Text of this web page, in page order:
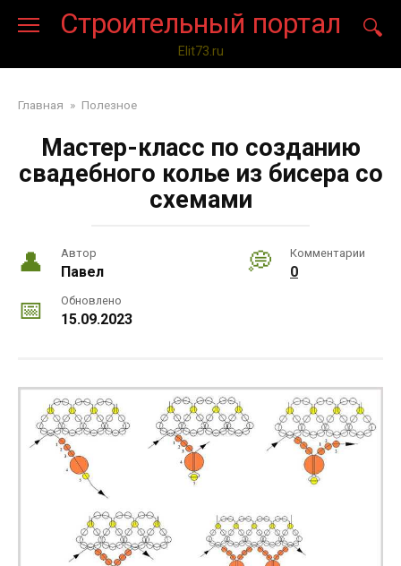
Строительный портал
Elit73.ru
Главная » Полезное
Мастер-класс по созданию
свадебного колье из бисера со
схемами
Автор
Павел
Комментарии
0
Обновлено
15.09.2023